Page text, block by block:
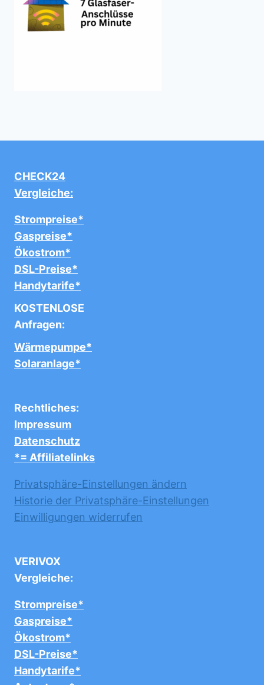
CHECK24
Vergleiche:
Strompreise*
Gaspreise*
Ökostrom*
DSL-Preise*
Handytarife*
KOSTENLOSE
Anfragen:
Wärmepumpe*
Solaranlage*
Rechtliches:
Impressum
Datenschutz
*= Affiliatelinks
Privatsphäre-Einstellungen ändern
Historie der Privatsphäre-Einstellungen
Einwilligungen widerrufen
VERIVOX
Vergleiche:
Strompreise*
Gaspreise*
Ökostrom*
DSL-Preise*
Handytarife*